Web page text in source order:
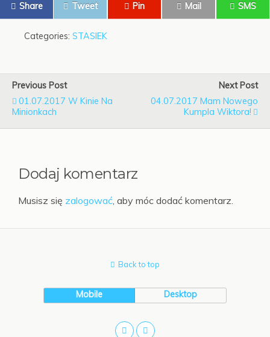
Share Tweet Pin Mail SMS
Categories: STASIEK
Previous Post
01.07.2017 W Kinie Na
Minionkach
Next Post
04.07.2017 Mam Nowego
Kumpla Wiktora!
Dodaj komentarz
Musisz się zalogować , aby móc dodać komentarz.
Back to top
Mobile Desktop